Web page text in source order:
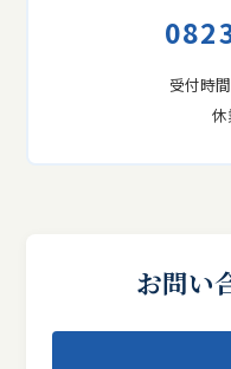
受付時
お問い